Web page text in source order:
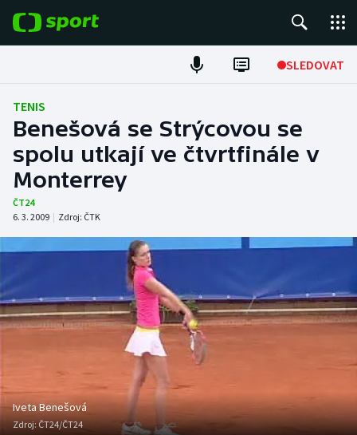
SLEDOVAT
Fotbal
Hokej
Tenis
Atletika
Cyklistika
DALŠÍ SPORTY
Americký fotbal
Baseball a softbal
Basketbal
NEPŘEHLÉDNĚTE
Soutěže
Historické návraty
TENIS
Benešová se Strýcovou se
spolu utkají ve čtvrtfinále v
Monterrey
ČT24
6. 3. 2009 | Zdroj: ČTK
Iveta Benešová
Zdroj:ČT24/ČT24